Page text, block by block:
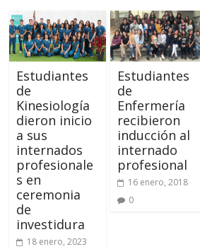
Estudiantes
de
Kinesiología
dieron inicio
a sus
internados
profesionale
s en
ceremonia
de
investidura
18 enero, 2023
Estudiantes
de
Enfermería
recibieron
inducción al
internado
profesional
16 enero, 2018
0